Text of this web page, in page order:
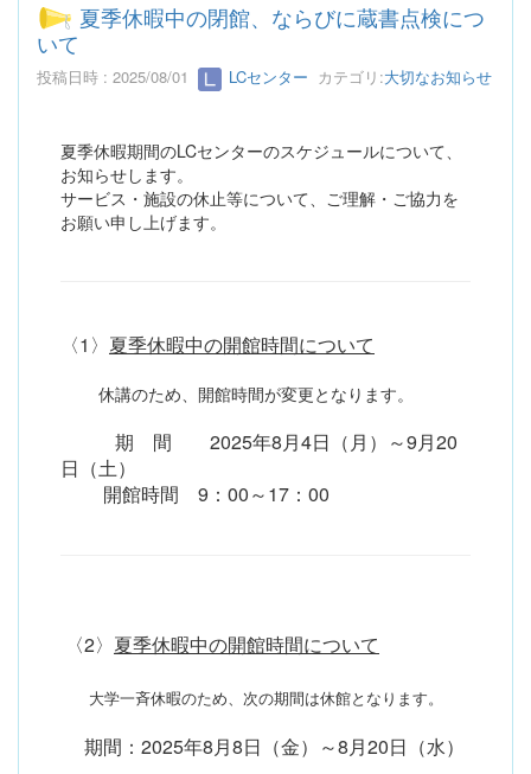
夏季休暇中の閉館、ならびに蔵書点検につ
いて
投稿日時 : 2025/08/01 LCセンター カテゴリ:大切なお知らせ
夏季休暇期間のLCセンターのスケジュールについて、
お知らせします。
サービス・施設の休止等について、ご理解・ご協力を
お願い申し上げます。
〈1〉 夏季休暇中の開館時間について
休講のため、開館時間が変更となります。
期 間 2025年8月4日（月）～9月20
日（土）
開館時間 9：00～17：00
〈2〉 夏季休暇中の開館時間について
大学一斉休暇のため、次の期間は休館となります。
期間 ： 2025年8月8日（金）～8月20日（水）